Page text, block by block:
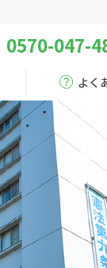
0570-047-
よく